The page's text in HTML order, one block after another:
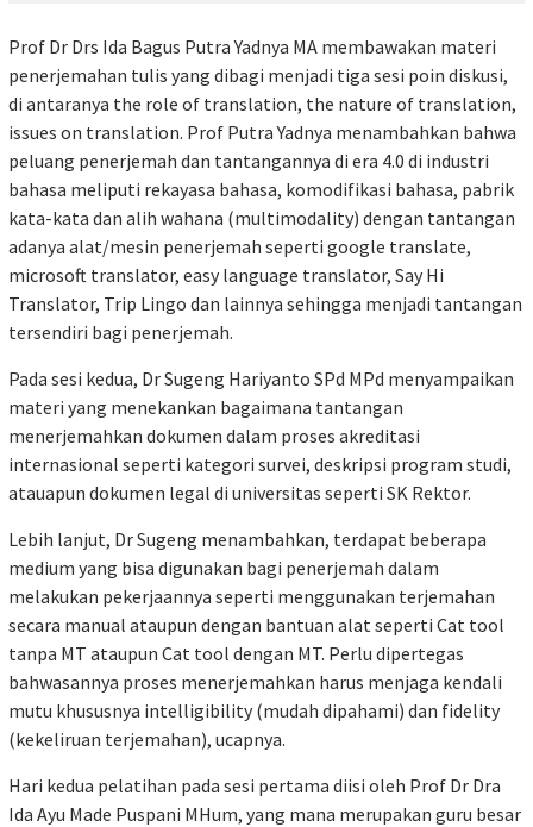
Prof Dr Drs Ida Bagus Putra Yadnya MA membawakan materi
penerjemahan tulis yang dibagi menjadi tiga sesi poin diskusi,
di antaranya the role of translation, the nature of translation,
issues on translation. Prof Putra Yadnya menambahkan bahwa
peluang penerjemah dan tantangannya di era 4.0 di industri
bahasa meliputi rekayasa bahasa, komodifikasi bahasa, pabrik
kata-kata dan alih wahana (multimodality) dengan tantangan
adanya alat/mesin penerjemah seperti google translate,
microsoft translator, easy language translator, Say Hi
Translator, Trip Lingo dan lainnya sehingga menjadi tantangan
tersendiri bagi penerjemah.
Pada sesi kedua, Dr Sugeng Hariyanto SPd MPd menyampaikan
materi yang menekankan bagaimana tantangan
menerjemahkan dokumen dalam proses akreditasi
internasional seperti kategori survei, deskripsi program studi,
atauapun dokumen legal di universitas seperti SK Rektor.
Lebih lanjut, Dr Sugeng menambahkan, terdapat beberapa
medium yang bisa digunakan bagi penerjemah dalam
melakukan pekerjaannya seperti menggunakan terjemahan
secara manual ataupun dengan bantuan alat seperti Cat tool
tanpa MT ataupun Cat tool dengan MT. Perlu dipertegas
bahwasannya proses menerjemahkan harus menjaga kendali
mutu khususnya intelligibility (mudah dipahami) dan fidelity
(kekeliruan terjemahan), ucapnya.
Hari kedua pelatihan pada sesi pertama diisi oleh Prof Dr Dra
Ida Ayu Made Puspani MHum, yang mana merupakan guru besar